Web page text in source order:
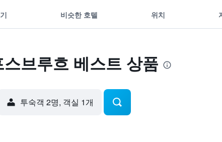
비슷한 호텔 위치
브루흐 베스트 상품
​투숙객 2​명, ​객실 1개